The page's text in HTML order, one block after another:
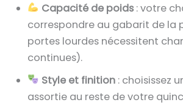
Capacité de poids: votre
correspondre au gabarit de la
portes lourdes nécessitent
continues).
Style et finition: choisissez
assortie au reste de votre